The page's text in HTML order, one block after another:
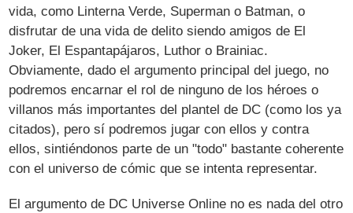
vida, como Linterna Verde, Superman o Batman, o
disfrutar de una vida de delito siendo amigos de El
Joker, El Espantapájaros, Luthor o Brainiac.
Obviamente, dado el argumento principal del juego, no
podremos encarnar el rol de ninguno de los héroes o
villanos más importantes del plantel de DC (como los ya
citados), pero sí podremos jugar con ellos y contra
ellos, sintiéndonos parte de un "todo" bastante coherente
con el universo de cómic que se intenta representar.
El argumento de DC Universe Online no es nada del otro